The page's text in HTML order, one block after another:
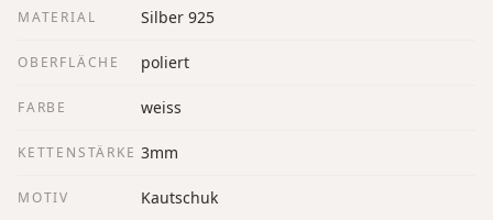
MATERIAL Silber 925
OBERFLÄCHE poliert
FARBE weiss
KETTENSTÄRKE 3mm
MOTIV Kautschuk